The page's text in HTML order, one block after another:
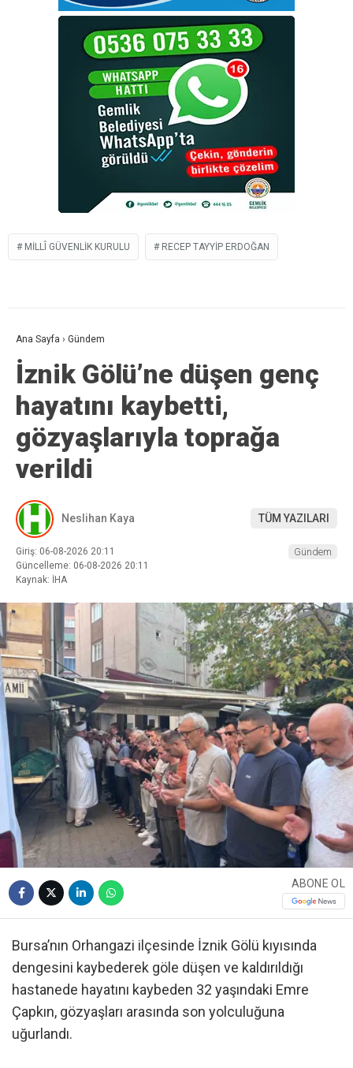
MILLÎ GÜVENLIK KURULU RECEP TAYYIP ERDOĞAN
Ana Sayfa › Gündem
İznik Gölü’ne düşen genç
hayatını kaybetti,
gözyaşlarıyla toprağa
verildi
Neslihan Kaya TÜM YAZILARI
Giriş: 06-08-2026 20:11
Güncelleme: 06-08-2026 20:11
Kaynak: İHA
Gündem
ABONE OL
Bursa’nın Orhangazi ilçesinde İznik Gölü kıyısında
dengesini kaybederek göle düşen ve kaldırıldığı
hastanede hayatını kaybeden 32 yaşındaki Emre
Çapkın, gözyaşları arasında son yolculuğuna
uğurlandı.